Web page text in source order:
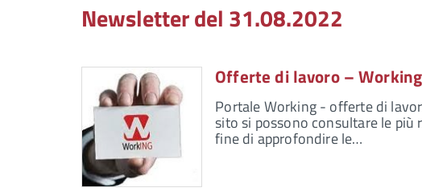
Newsletter del 31.08.2022
Offerte di lavoro – Working
Portale Working - offerte di
sito si possono consultare le
fine di approfondire le…